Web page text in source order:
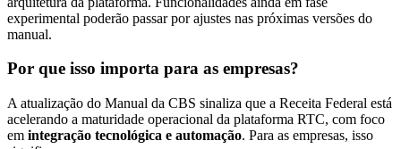
experimental poderão passar por ajustes nas próximas versões do
manual.
Por que isso importa para as empresas?
A atualização do Manual da CBS sinaliza que a Receita Federal está
acelerando a maturidade operacional da plataforma RTC, com foco
em integração tecnológica e automação. Para as empresas, isso